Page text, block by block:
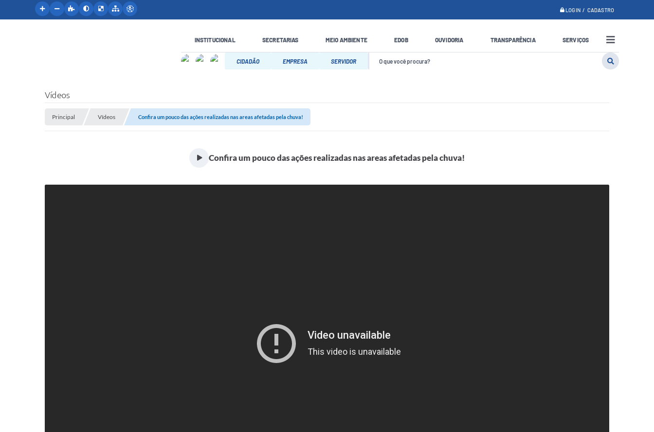
LOGIN / CADASTRO
INSTITUCIONAL SECRETARIAS MEIO AMBIENTE EDOB OUVIDORIA TRANSPARÊNCIA SERVIÇOS
CIDADÃO EMPRESA SERVIDOR
Vídeos
Principal Vídeos Confira um pouco das ações realizadas nas areas afetadas pela chuva!
Confira um pouco das ações realizadas nas areas afetadas pela chuva!